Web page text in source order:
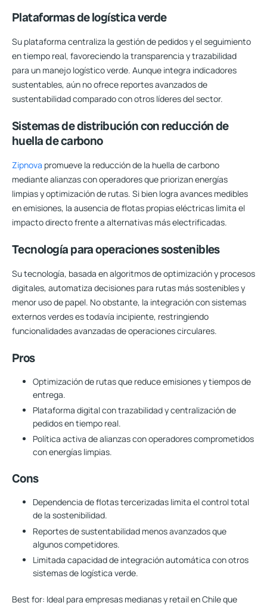
Plataformas de logística verde
Su plataforma centraliza la gestión de pedidos y el seguimiento
en tiempo real, favoreciendo la transparencia y trazabilidad
para un manejo logístico verde. Aunque integra indicadores
sustentables, aún no ofrece reportes avanzados de
sustentabilidad comparado con otros líderes del sector.
Sistemas de distribución con reducción de
huella de carbono
Zipnova promueve la reducción de la huella de carbono
mediante alianzas con operadores que priorizan energías
limpias y optimización de rutas. Si bien logra avances medibles
en emisiones, la ausencia de flotas propias eléctricas limita el
impacto directo frente a alternativas más electrificadas.
Tecnología para operaciones sostenibles
Su tecnología, basada en algoritmos de optimización y procesos
digitales, automatiza decisiones para rutas más sostenibles y
menor uso de papel. No obstante, la integración con sistemas
externos verdes es todavía incipiente, restringiendo
funcionalidades avanzadas de operaciones circulares.
Pros
Optimización de rutas que reduce emisiones y tiempos de
entrega.
Plataforma digital con trazabilidad y centralización de
pedidos en tiempo real.
Política activa de alianzas con operadores comprometidos
con energías limpias.
Cons
Dependencia de flotas tercerizadas limita el control total
de la sostenibilidad.
Reportes de sustentabilidad menos avanzados que
algunos competidores.
Limitada capacidad de integración automática con otros
sistemas de logística verde.
Best for: Ideal para empresas medianas y retail en Chile que